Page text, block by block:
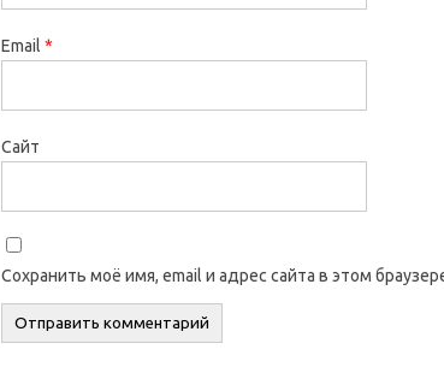
Email *
Сайт
Сохранить моё имя, email и адрес сайта в этом